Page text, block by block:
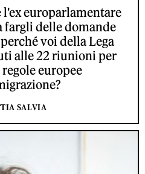
l'ex europarlamentare
fargli delle domande
voi della Lega
alle 22 riunioni per
europee
SALVIA